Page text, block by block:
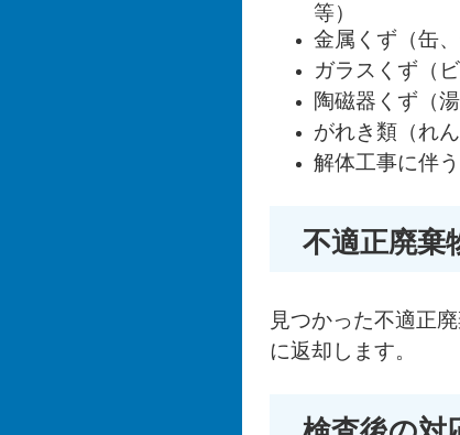
等）
金属くず（缶
ガラスくず（
陶磁器くず（
がれき類（れ
解体工事に伴
不適正廃棄
見つかった不適正
に返却します。